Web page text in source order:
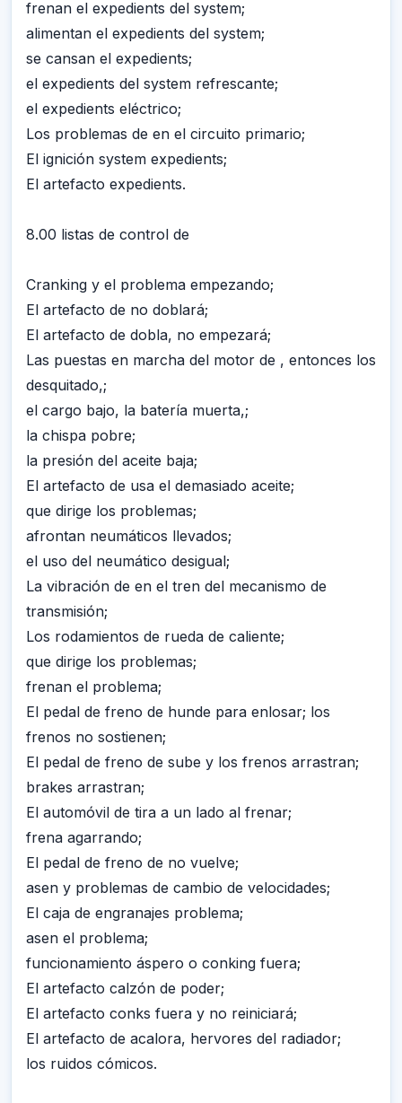
frenan el expedients del system;
alimentan el expedients del system;
se cansan el expedients;
el expedients del system refrescante;
el expedients eléctrico;
Los problemas de en el circuito primario;
El ignición system expedients;
El artefacto expedients.
8.00 listas de control de
Cranking y el problema empezando;
El artefacto de no doblará;
El artefacto de dobla, no empezará;
Las puestas en marcha del motor de , entonces los
desquitado,;
el cargo bajo, la batería muerta,;
la chispa pobre;
la presión del aceite baja;
El artefacto de usa el demasiado aceite;
que dirige los problemas;
afrontan neumáticos llevados;
el uso del neumático desigual;
La vibración de en el tren del mecanismo de
transmisión;
Los rodamientos de rueda de caliente;
que dirige los problemas;
frenan el problema;
El pedal de freno de hunde para enlosar; los
frenos no sostienen;
El pedal de freno de sube y los frenos arrastran;
brakes arrastran;
El automóvil de tira a un lado al frenar;
frena agarrando;
El pedal de freno de no vuelve;
asen y problemas de cambio de velocidades;
El caja de engranajes problema;
asen el problema;
funcionamiento áspero o conking fuera;
El artefacto calzón de poder;
El artefacto conks fuera y no reiniciará;
El artefacto de acalora, hervores del radiador;
los ruidos cómicos.